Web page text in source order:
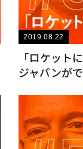
2019.08.22
「ロケット
ジャパンが